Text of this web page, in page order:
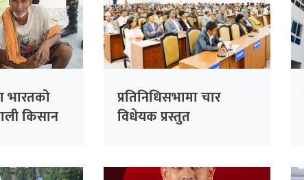
भारतको
किसान
प्रतिनिधिसभामा चार
विधेयक प्रस्तुत